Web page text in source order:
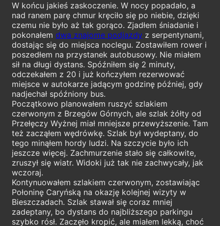
W końcu jakieś zaskoczenie. W nocy popadało, a
nad ranem parę chmur kręciło się po niebie, dzięki
czemu nie było aż tak gorąco. Zjadłem śniadanie i
pokonałem dwa znajome podjazdy z serpentynami,
dostając się do miejsca noclegu. Zostawiłem rower i
poszedłem na przystanek autobusowy. Nie miałem
sił na długi dystans. Spóźniłem się 2 minuty,
odczekałem z 20 i już kończyłem rezerwować
miejsce w autokarze jadącym godzinę później, gdy
nadjechał spóźniony bus.
Początkowo planowałem ruszyć szlakiem
czerwonym z Brzegów Górnych, ale szlak żółty od
Przełęczy Wyżnej miał mniejsze przewyższenie. Tam
też zacząłem wędrówkę. Szlak był wydeptany, do
tego minąłem hordy ludzi. Na szczycie było ich
jeszcze więcej. Zachmurzenie stało się całkowite,
zruszył się wiatr. Widoki już tak nie zachwycały, jak
wczoraj.
Kontynuowałem szlakiem czerwonym, zostawiając
Połoninę Caryńską na okazję kolejnej wizyty w
Bieszczadach. Szlak stawał się coraz mniej
zadeptany, bo dystans do najbliższego parkingu
szybko rósł. Zaczęło kropić, ale miałem lekką, choć